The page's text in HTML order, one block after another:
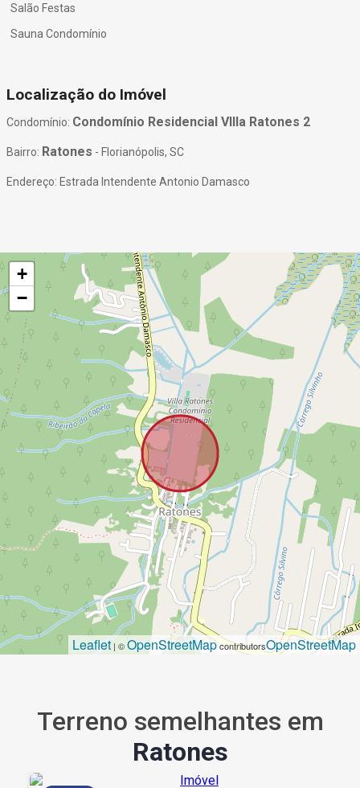
Salão Festas
Sauna Condomínio
Localização do Imóvel
Condomínio: Condomínio Residencial VIlla Ratones 2
Bairro: Ratones - Florianópolis, SC
Endereço: Estrada Intendente Antonio Damasco
+
−
Leaflet | ©OpenStreetMapcontributorsOpenStreetMap
Terreno semelhantes em
Ratones